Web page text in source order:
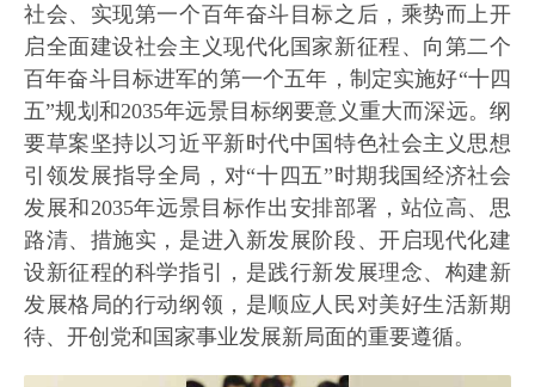
社会、实现第一个百年奋斗目标之后，乘势而上开
启全面建设社会主义现代化国家新征程、向第二个
百年奋斗目标进军的第一个五年，制定实施好“十四
五”规划和2035年远景目标纲要意义重大而深远。纲
要草案坚持以习近平新时代中国特色社会主义思想
引领发展指导全局，对“十四五”时期我国经济社会
发展和2035年远景目标作出安排部署，站位高、思
路清、措施实，是进入新发展阶段、开启现代化建
设新征程的科学指引，是践行新发展理念、构建新
发展格局的行动纲领，是顺应人民对美好生活新期
待、开创党和国家事业发展新局面的重要遵循。